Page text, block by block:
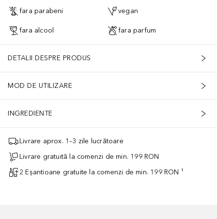
fara parabeni vegan
fara alcool fara parfum
DETALII DESPRE PRODUS
MOD DE UTILIZARE
INGREDIENTE
Livrare aprox. 1–3 zile lucrătoare
Livrare gratuită la comenzi de min. 199 RON
2 Eșantioane gratuite la comenzi de min. 199 RON ¹